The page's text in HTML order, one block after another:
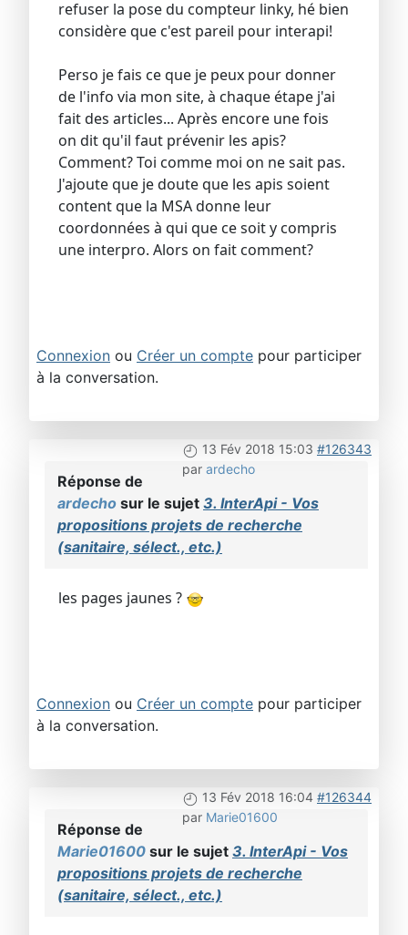
refuser la pose du compteur linky, hé bien
considère que c'est pareil pour interapi!
Perso je fais ce que je peux pour donner
de l'info via mon site, à chaque étape j'ai
fait des articles... Après encore une fois
on dit qu'il faut prévenir les apis?
Comment? Toi comme moi on ne sait pas.
J'ajoute que je doute que les apis soient
content que la MSA donne leur
coordonnées à qui que ce soit y compris
une interpro. Alors on fait comment?
Connexion ou Créer un compte pour participer
à la conversation.
13 Fév 2018 15:03 #126343
par ardecho
Réponse de
ardecho sur le sujet 3. InterApi - Vos
propositions projets de recherche
(sanitaire, sélect., etc.)
les pages jaunes ?
Connexion ou Créer un compte pour participer
à la conversation.
13 Fév 2018 16:04 #126344
par Marie01600
Réponse de
Marie01600 sur le sujet 3. InterApi - Vos
propositions projets de recherche
(sanitaire, sélect., etc.)